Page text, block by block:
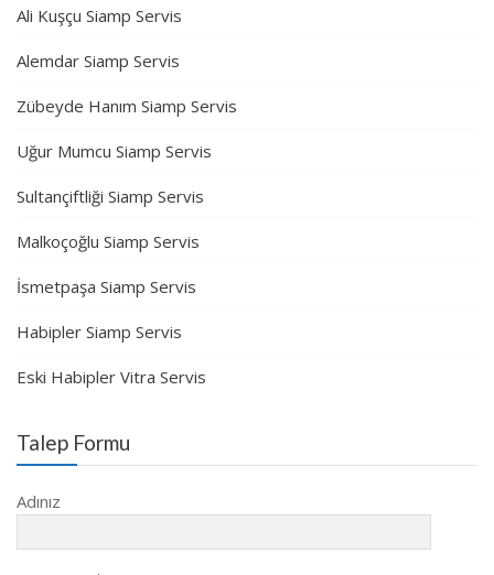
Ali Kuşçu Siamp Servis
Alemdar Siamp Servis
Zübeyde Hanım Siamp Servis
Uğur Mumcu Siamp Servis
Sultançiftliği Siamp Servis
Malkoçoğlu Siamp Servis
İsmetpaşa Siamp Servis
Habipler Siamp Servis
Eski Habipler Vitra Servis
Talep Formu
Adınız